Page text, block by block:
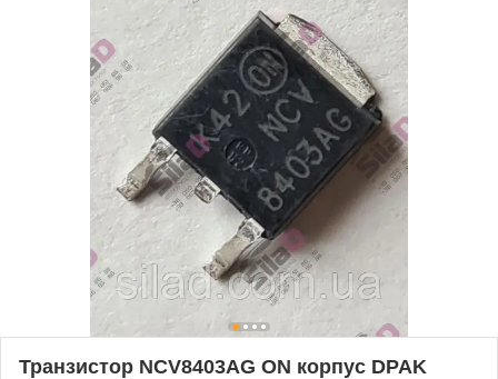
Транзистор NCV8403AG ON корпус DPAK